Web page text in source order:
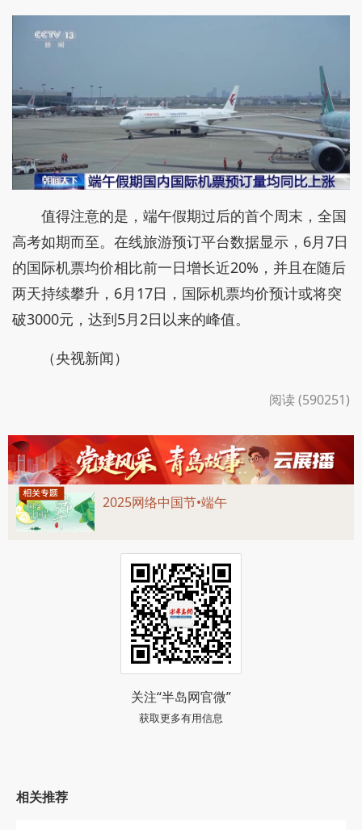
值得注意的是，端午假期过后的首个周末，全国
高考如期而至。在线旅游预订平台数据显示，6月7日
的国际机票均价相比前一日增长近20%，并且在随后
两天持续攀升，6月17日，国际机票均价预计或将突
破3000元，达到5月2日以来的峰值。
（央视新闻）
阅读 (590251)
2025网络中国节•端午
关注“半岛网官微”
获取更多有用信息
相关推荐